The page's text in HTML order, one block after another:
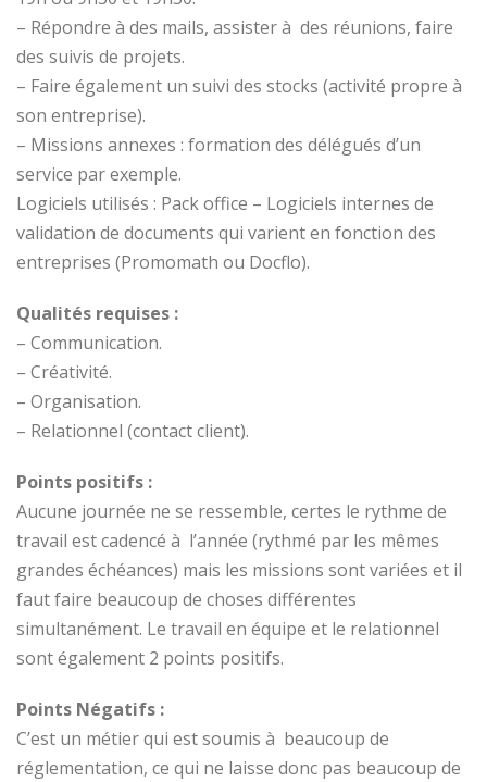
– Répondre à des mails, assister à des réunions, faire
des suivis de projets.
– Faire également un suivi des stocks (activité propre à
son entreprise).
– Missions annexes : formation des délégués d’un
service par exemple.
Logiciels utilisés : Pack office – Logiciels internes de
validation de documents qui varient en fonction des
entreprises (Promomath ou Docflo).
Qualités requises :
– Communication.
– Créativité.
– Organisation.
– Relationnel (contact client).
Points positifs :
Aucune journée ne se ressemble, certes le rythme de
travail est cadencé à l’année (rythmé par les mêmes
grandes échéances) mais les missions sont variées et il
faut faire beaucoup de choses différentes
simultanément. Le travail en équipe et le relationnel
sont également 2 points positifs.
Points Négatifs :
C’est un métier qui est soumis à beaucoup de
réglementation, ce qui ne laisse donc pas beaucoup de